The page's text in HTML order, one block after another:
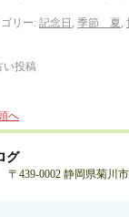
リー: 記念日 , 季節 夏,
い投稿
へ
グ
〒439-0002 静岡県菊川